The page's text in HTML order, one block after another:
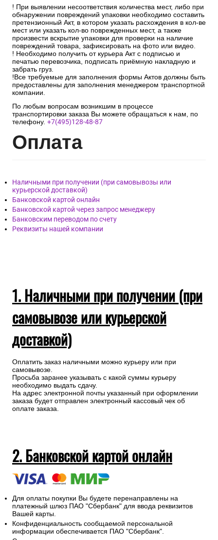
! При выявлении несоответствия количества мест, либо при
обнаружении повреждений упаковки необходимо составить
претензионный Акт, в котором указать расхождения в кол-ве
мест или указать кол-во поврежденных мест, а также
произвести вскрытие упаковки для проверки на наличие
повреждений товара, зафиксировать на фото или видео.
! Необходимо получить от курьера Акт с подписью и
печатью перевозчика, подписать приёмную накладную и
забрать груз.
!Все требуемые для заполнения формы Актов должны быть
предоставлены для заполнения менеджером транспортной
компании.
По любым вопросам возникшим в процессе
транспортировки заказа Вы можете обращаться к нам, по
телефону. +7(495)128-48-87
Оплата
Наличными при получении (при самовывозы или
курьерской доставкой)
Банковской картой онлайн
Банковской картой через запрос менеджеру
Банковским переводом по счету
Реквизиты нашей компании
1. Наличными при получении (при
самовывозе или курьерской
доставкой)
Оплатить заказ наличными можно курьеру или при
самовывозе.
Просьба заранее указывать с какой суммы курьеру
необходимо выдать сдачу.
На адрес электронной почты указанный при оформлении
заказа будет отправлен электронный кассовый чек об
оплате заказа.
2. Банковской картой онлайн
Для оплаты покупки Вы будете перенаправлены на
платежный шлюз ПАО "Сбербанк" для ввода реквизитов
Вашей карты.
Конфиденциальность сообщаемой персональной
информации обеспечивается ПАО "Сбербанк".